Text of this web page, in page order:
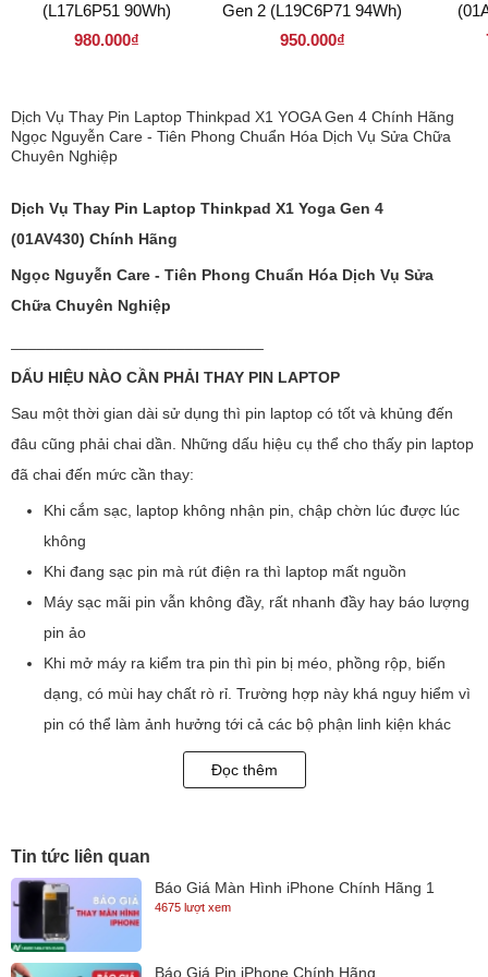
(L17L6P51 90Wh)
980.000₫
Gen 2 (L19C6P71 94Wh)
950.000₫
Dịch Vụ Thay Pin Laptop Thinkpad X1 YOGA Gen 4 Chính Hãng
Ngọc Nguyễn Care - Tiên Phong Chuẩn Hóa Dịch Vụ Sửa Chữa
Chuyên Nghiệp
Dịch Vụ Thay Pin Laptop Thinkpad X1 Yoga Gen 4
(01AV430) Chính Hãng
Ngọc Nguyễn Care - Tiên Phong Chuẩn Hóa Dịch Vụ Sửa
Chữa Chuyên Nghiệp
DẤU HIỆU NÀO CẦN PHẢI THAY PIN LAPTOP
Sau một thời gian dài sử dụng thì pin laptop có tốt và khủng đến
đâu cũng phải chai dần. Những dấu hiệu cụ thể cho thấy pin laptop
đã chai đến mức cần thay:
Khi cắm sạc, laptop không nhận pin, chập chờn lúc được lúc
không
Khi đang sạc pin mà rút điện ra thì laptop mất nguồn
Máy sạc mãi pin vẫn không đầy, rất nhanh đầy hay báo lượng
pin ảo
Khi mở máy ra kiểm tra pin thì pin bị méo, phồng rộp, biến
dạng, có mùi hay chất rò rỉ. Trường hợp này khá nguy hiểm vì
pin có thể làm ảnh hưởng tới cả các bộ phận linh kiện khác
NGUYÊN NHÂN PIN LAPTOP BỊ CHAI/ HỎNG
xuống cấp. Bên cạnh vấn đề thời gian thì thói quen sử dụng sai lầm
của chúng ta như:
Để laptop tại nơi ẩm ướt hoặc trên những bề mặt khó thoát hơi
làm cho pin không thể tỏa nhiệt được. Điều này nếu kéo dài sẽ
Đọc thêm
Tin tức liên quan
Báo Giá Màn Hình iPhone Chính Hãng 1
4675 lượt xem
Báo Giá Pin iPhone Chính Hãng